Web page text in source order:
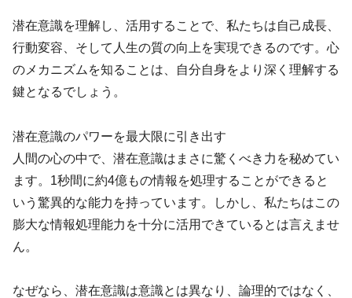
潜在意識を理解し、活用することで、私たちは自己成長、
行動変容、そして人生の質の向上を実現できるのです。心
のメカニズムを知ることは、自分自身をより深く理解する
鍵となるでしょう。
潜在意識のパワーを最大限に引き出す
人間の心の中で、潜在意識はまさに驚くべき力を秘めてい
ます。1秒間に約4億もの情報を処理することができると
いう驚異的な能力を持っています。しかし、私たちはこの
膨大な情報処理能力を十分に活用できているとは言えませ
ん。
なぜなら、潜在意識は意識とは異なり、論理的ではなく、